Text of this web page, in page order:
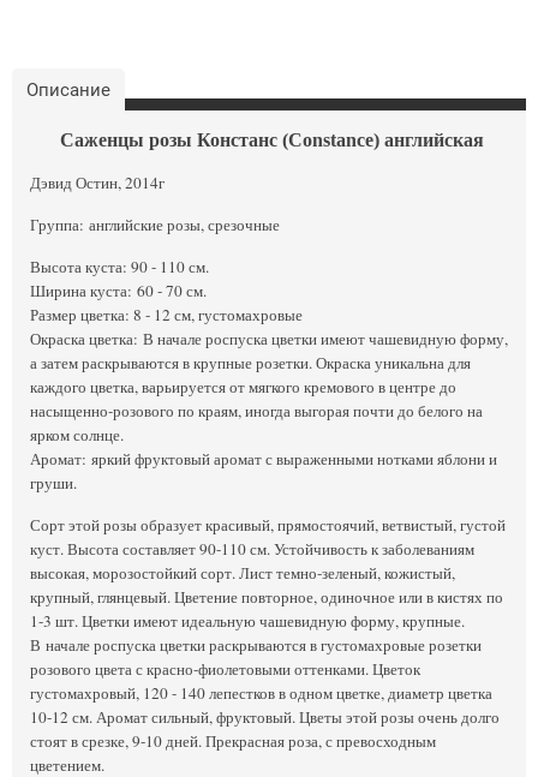
Описание
Саженцы розы Констанс (Constance) английская
Дэвид Остин, 2014г
Группа: английские розы, срезочные
Высота куста: 90 - 110 см.
Ширина куста: 60 - 70 см.
Размер цветка: 8 - 12 см, густомахровые
Окраска цветка: В начале роспуска цветки имеют чашевидную форму,
а затем раскрываются в крупные розетки. Окраска уникальна для
каждого цветка, варьируется от мягкого кремового в центре до
насыщенно-розового по краям, иногда выгорая почти до белого на
ярком солнце.
Аромат: яркий фруктовый аромат с выраженными нотками яблони и
груши.
Сорт этой розы образует красивый, прямостоячий, ветвистый, густой
куст. Высота составляет 90-110 см. Устойчивость к заболеваниям
высокая, морозостойкий сорт. Лист темно-зеленый, кожистый,
крупный, глянцевый. Цветение повторное, одиночное или в кистях по
1-3 шт. Цветки имеют идеальную чашевидную форму, крупные.
В начале роспуска цветки раскрываются в густомахровые розетки
розового цвета с красно-фиолетовыми оттенками. Цветок
густомахровый, 120 - 140 лепестков в одном цветке, диаметр цветка
10-12 см. Аромат сильный, фруктовый. Цветы этой розы очень долго
стоят в срезке, 9-10 дней. Прекрасная роза, с превосходным
цветением.